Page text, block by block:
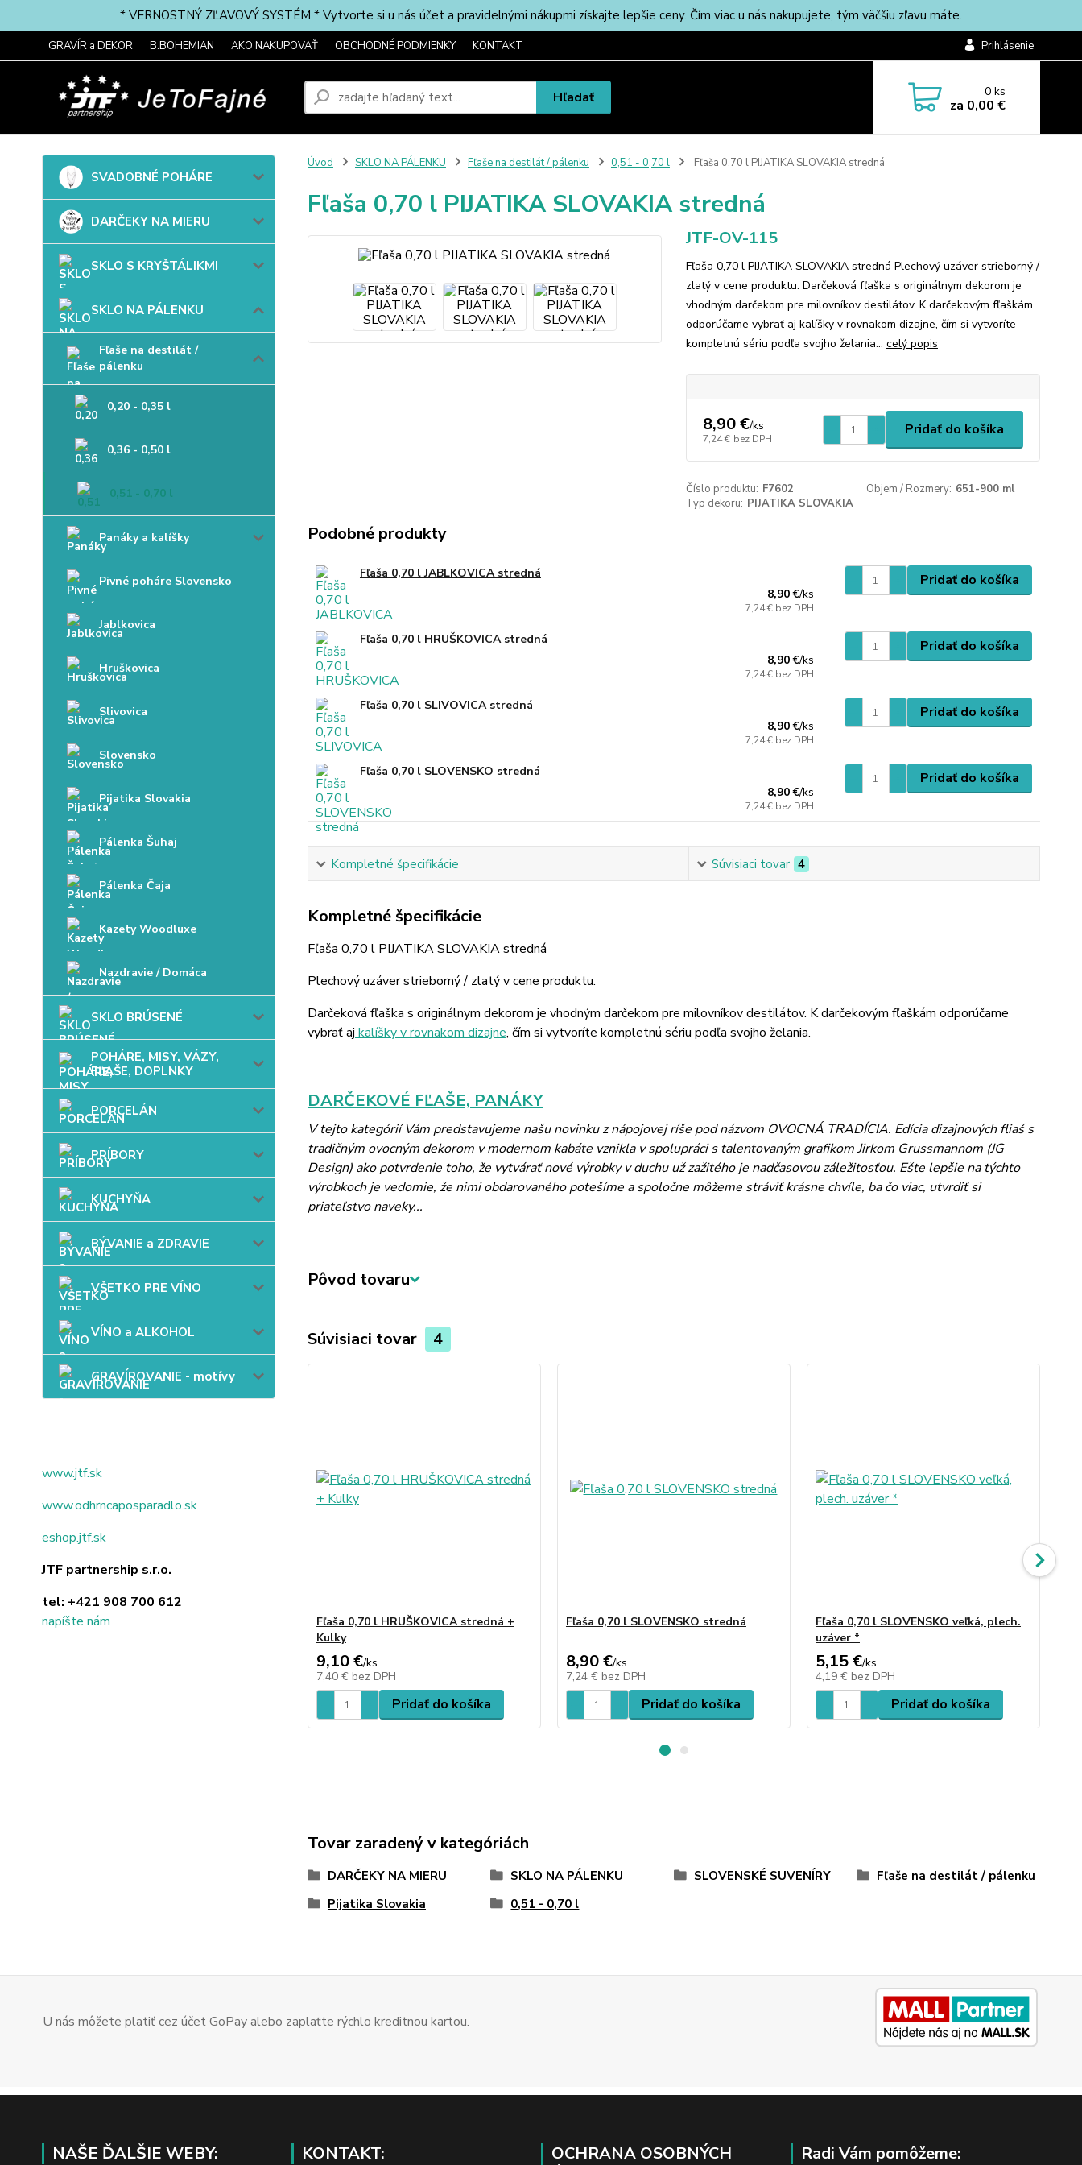
* VERNOSTNÝ ZĽAVOVÝ SYSTÉM * Vytvorte si u nás účet a pravidelnými nákupmi získajte lepšie ceny. Čím viac u nás nakupujete, tým väčšiu zľavu máte.
GRAVÍR a DEKOR B.BOHEMIAN AKO NAKUPOVAŤ OBCHODNÉ PODMIENKY KONTAKT Prihlásenie
Hľadať 0ks
za 0,00 €
SVADOBNÉ POHÁRE
DARČEKY NA MIERU
SKLO S KRYŠTÁLIKMI
SKLO NA PÁLENKU
Fľaše na destilát /
pálenku
0,20 - 0,35 l
0,36 - 0,50 l
0,51 - 0,70 l
Panáky a kalíšky
Pivné poháre Slovensko
Jablkovica
Hruškovica
Slivovica
Slovensko
Pijatika Slovakia
Pálenka Šuhaj
Pálenka Čaja
Kazety Woodluxe
Nazdravie / Domáca
SKLO BRÚSENÉ
POHÁRE, MISY, VÁZY,
FĽAŠE, DOPLNKY
PORCELÁN
PRÍBORY
KUCHYŇA
BÝVANIE a ZDRAVIE
VŠETKO PRE VÍNO
VÍNO a ALKOHOL
GRAVÍROVANIE - motívy
www.jtf.sk
www.odhrncaposparadlo.sk
eshop.jtf.sk
JTF partnership s.r.o.
tel: +421 908 700 612
napíšte nám
Úvod SKLO NA PÁLENKU Fľaše na destilát / pálenku 0,51 - 0,70 l Fľaša 0,70 l PIJATIKA SLOVAKIA stredná
Fľaša 0,70 l PIJATIKA SLOVAKIA stredná
JTF-OV-115
Fľaša 0,70 l PIJATIKA SLOVAKIA stredná Plechový uzáver strieborný /
zlatý v cene produktu. Darčeková fľaška s originálnym dekorom je
vhodným darčekom pre milovníkov destilátov. K darčekovým fľaškám
odporúčame vybrať aj kalíšky v rovnakom dizajne, čím si vytvoríte
kompletnú sériu podľa svojho želania... celý popis
8,90 €/ks
7,24 € bez DPH
Pridať do košíka
Číslo produktu: F7602 Objem / Rozmery: 651-900 ml
Typ dekoru: PIJATIKA SLOVAKIA
Podobné produkty
Fľaša 0,70 l JABLKOVICA stredná
8,90 €/ks
7,24 € bez DPH
Pridať do košíka
Fľaša 0,70 l HRUŠKOVICA stredná
8,90 €/ks
7,24 € bez DPH
Pridať do košíka
Fľaša 0,70 l SLIVOVICA stredná
8,90 €/ks
7,24 € bez DPH
Pridať do košíka
Fľaša 0,70 l SLOVENSKO stredná
8,90 €/ks
7,24 € bez DPH
Pridať do košíka
Kompletné špecifikácie Súvisiaci tovar 4
Kompletné špecifikácie
Fľaša 0,70 l PIJATIKA SLOVAKIA stredná
Plechový uzáver strieborný / zlatý v cene produktu.
Darčeková fľaška s originálnym dekorom je vhodným darčekom pre milovníkov destilátov. K darčekovým fľaškám odporúčame
vybrať aj kalíšky v rovnakom dizajne, čím si vytvoríte kompletnú sériu podľa svojho želania.
DARČEKOVÉ FĽAŠE, PANÁKY
V tejto kategórií Vám predstavujeme našu novinku z nápojovej ríše pod názvom OVOCNÁ TRADÍCIA. Edícia dizajnových fliaš s
tradičným ovocným dekorom v modernom kabáte vznikla v spolupráci s talentovaným grafikom Jirkom Grussmannom (JG
Design) ako potvrdenie toho, že vytvárať nové výrobky v duchu už zažitého je nadčasovou záležitosťou. Ešte lepšie na týchto
výrobkoch je vedomie, že nimi obdarovaného potešíme a spoločne môžeme stráviť krásne chvíle, ba čo viac, utvrdiť si
priateľstvo naveky...
Pôvod tovaru
Súvisiaci tovar 4
Fľaša 0,70 l HRUŠKOVICA stredná +
Kulky
9,10 €/ks
7,40 € bez DPH
Pridať do košíka
Fľaša 0,70 l SLOVENSKO stredná
8,90 €/ks
7,24 € bez DPH
Pridať do košíka
Fľaša 0,70 l SLOVENSKO veľká, plech.
uzáver *
5,15 €/ks
4,19 € bez DPH
Pridať do košíka
Tovar zaradený v kategóriách
DARČEKY NA MIERU SKLO NA PÁLENKU SLOVENSKÉ SUVENÍRY
Fľaše na destilát / pálenku
Pijatika Slovakia
0,51 - 0,70 l
U nás môžete platiť cez účet GoPay alebo zaplaťte rýchlo kreditnou kartou.
NAŠE ĎALŠIE WEBY: KONTAKT:
OCHRANA OSOBNÝCH
Radi Vám pomôžeme: